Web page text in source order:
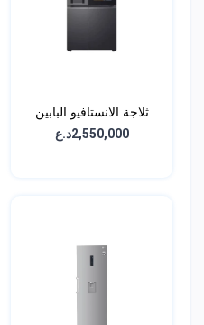
ثلاجة الانستافيو البابين
2,550,000د.ع